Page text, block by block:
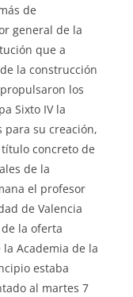
de
general de la
que a
la construcción
los
Sixto IV la
su creación,
concreto de
de la
el profesor
de Valencia
la oferta
Academia de la
estaba
al martes 7